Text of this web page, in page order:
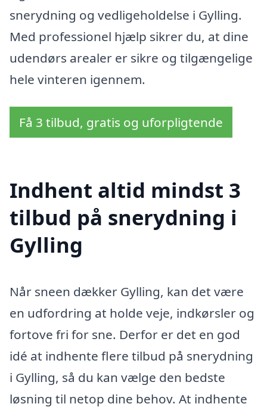
snerydning og vedligeholdelse i Gylling.
Med professionel hjælp sikrer du, at dine
udendørs arealer er sikre og tilgængelige
hele vinteren igennem.
Få 3 tilbud, gratis og uforpligtende
Indhent altid mindst 3
tilbud på snerydning i
Gylling
Når sneen dækker Gylling, kan det være
en udfordring at holde veje, indkørsler og
fortove fri for sne. Derfor er det en god
idé at indhente flere tilbud på snerydning
i Gylling, så du kan vælge den bedste
løsning til netop dine behov. At indhente